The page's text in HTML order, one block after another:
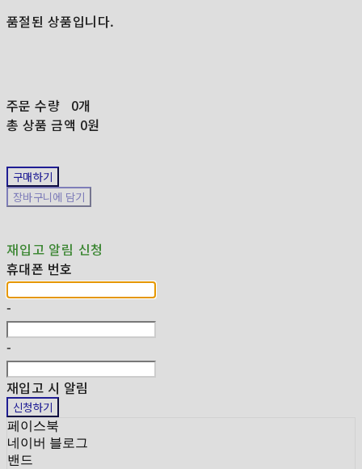
품절된 상품입니다.
주문 수량
0개
총 상품 금액 0원
구매하기
장바구니에 담기
재입고 알림 신청
휴대폰 번호
-
-
재입고 시 알림
신청하기
페이스북
네이버 블로그
밴드